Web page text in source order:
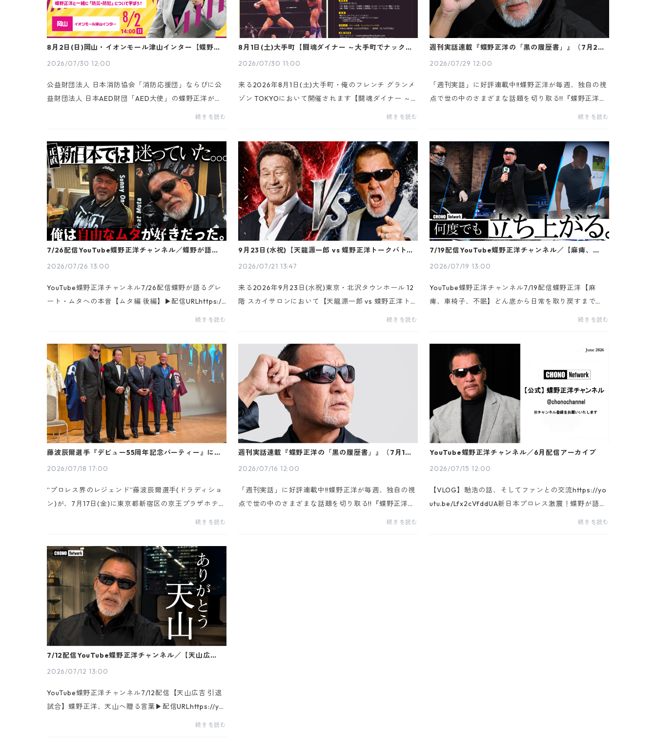
8月2日(日)岡山・イオンモール津山インター【蝶野正
2026/07/30 12:00
公益財団法人 日本消防協会「消防応援団」ならびに公
益財団法人 日本AED財団「AED大使」の蝶野正洋が、
来る2026年8月2日(日)岡山・イオンモール津山インタ
活”...
続きを読む
8月1日(土)大手町【闘魂ダイナー ～大手町でナックル
2026/07/30 11:00
来る2026年8月1日(土)大手町・俺のフレンチ グランメ
ゾン TOKYOにおいて開催されます【闘魂ダイナー ～
大手町でナックルパート～】に蝶野正洋がゲスト出演
バート...
続きを読む
週刊実話連載『蝶野正洋の「黒の履歴書」』（7月29
2026/07/29 12:00
「週刊実話」に好評連載中!!蝶野正洋が毎週、独自の視
点で世の中のさまざまな話題を切り取る!!『蝶野正洋の
「黒の履歴書」』7月29日発売号掲載W杯で見えた「政
刊...
続きを読む
7/26配信YouTube蝶野正洋チャンネル／蝶野が語るグ
2026/07/26 13:00
YouTube蝶野正洋チャンネル7/26配信蝶野が語るグレ
ート・ムタへの本音【ムタ編 後編】▶配信URLhttps://
youtu.be/tN01RBQ4Y8g▶YouTube蝶野正洋チャンネ
ンネル登録を...
続きを読む
9月23日(水祝)【天龍源一郎 vs 蝶野正洋トークバト
2026/07/21 13:47
来る2026年9月23日(水祝)東京・北沢タウンホール 12
階 スカイサロンにおいて【天龍源一郎 vs 蝶野正洋トー
クバトル】の開催が決定いたしました。2020年には無
さ...
続きを読む
7/19配信YouTube蝶野正洋チャンネル／【麻痺、車椅
2026/07/19 13:00
YouTube蝶野正洋チャンネル7/19配信蝶野正洋【麻
痺、車椅子、不眠】どん底から日常を取り戻すまで
【後編】▶配信URLhttps://youtu.be/_sAAxfZ_Dpk▶Y
m/@chonochanne...
続きを読む
藤波辰爾選手『デビュー55周年記念パーティー』に出
2026/07/18 17:00
“プロレス界のレジェンド”藤波辰爾選手(ドラディショ
ン)が、7月17日(金)に東京都新宿区の京王プラザホテル
において『デビュー55周年記念パーティー』を開催
ーか...
続きを読む
週刊実話連載『蝶野正洋の「黒の履歴書」』（7月16日
2026/07/16 12:00
「週刊実話」に好評連載中!!蝶野正洋が毎週、独自の視
点で世の中のさまざまな話題を切り取る!!『蝶野正洋の
「黒の履歴書」』7月16日発売号掲載「テレビ局ハラス
続きを読む
YouTube蝶野正洋チャンネル／6月配信アーカイブ
2026/07/15 12:00
【VLOG】馳浩の話、そしてファンとの交流https://yo
utu.be/Lfx2cVfddUA新日本プロレス激震！蝶野が語る
今後の新日本【前編】https://youtu.be/zX5xEIoKGMs
続きを読む
7/12配信YouTube蝶野正洋チャンネル／【天山広吉 引
2026/07/12 13:00
YouTube蝶野正洋チャンネル7/12配信【天山広吉 引退
試合】蝶野正洋、天山へ贈る言葉▶配信URLhttps://yo
utu.be/_Z9y4k4twuU▶YouTube蝶野正洋チャンネルht
続きを読む